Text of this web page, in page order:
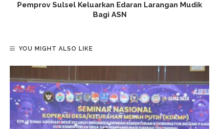
Pemprov Sulsel Keluarkan Edaran Larangan Mudik
Bagi ASN
YOU MIGHT ALSO LIKE